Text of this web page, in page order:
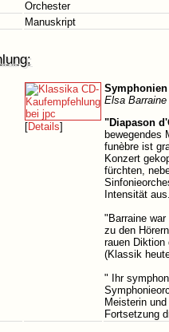
Orchester
Manuskript
[Details]
Symphonien
Elsa Barraine
"Diapason
bewegendes
funèbre ist
Konzert
fürchten,
Intensität
"Barraine
zu den
rauen
(Klassik
" Ihr
Meisterin
Fortsetzung